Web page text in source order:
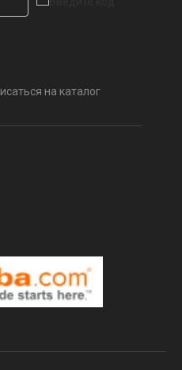
на каталог